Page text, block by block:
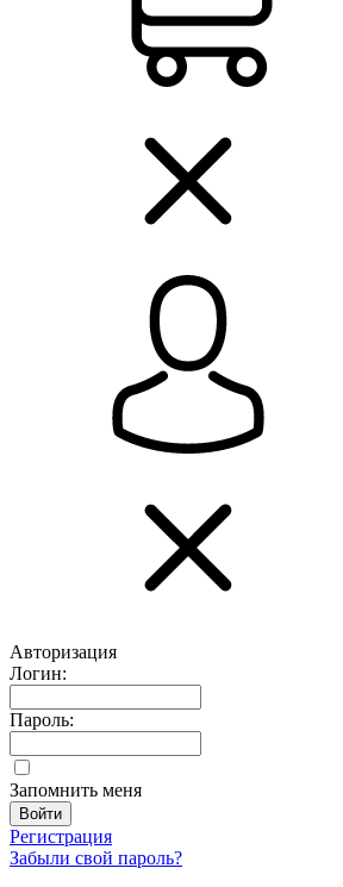
Авторизация
Логин:
Пароль:
Запомнить меня
Регистрация
Забыли свой пароль?